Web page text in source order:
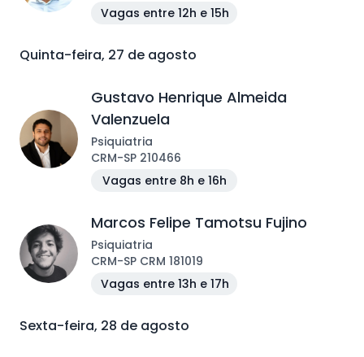
Vagas entre 12h e 15h
Quinta-feira, 27 de agosto
Gustavo Henrique Almeida
Valenzuela
Psiquiatria
CRM-SP 210466
Vagas entre 8h e 16h
Marcos Felipe Tamotsu Fujino
Psiquiatria
CRM-SP CRM 181019
Vagas entre 13h e 17h
Sexta-feira, 28 de agosto